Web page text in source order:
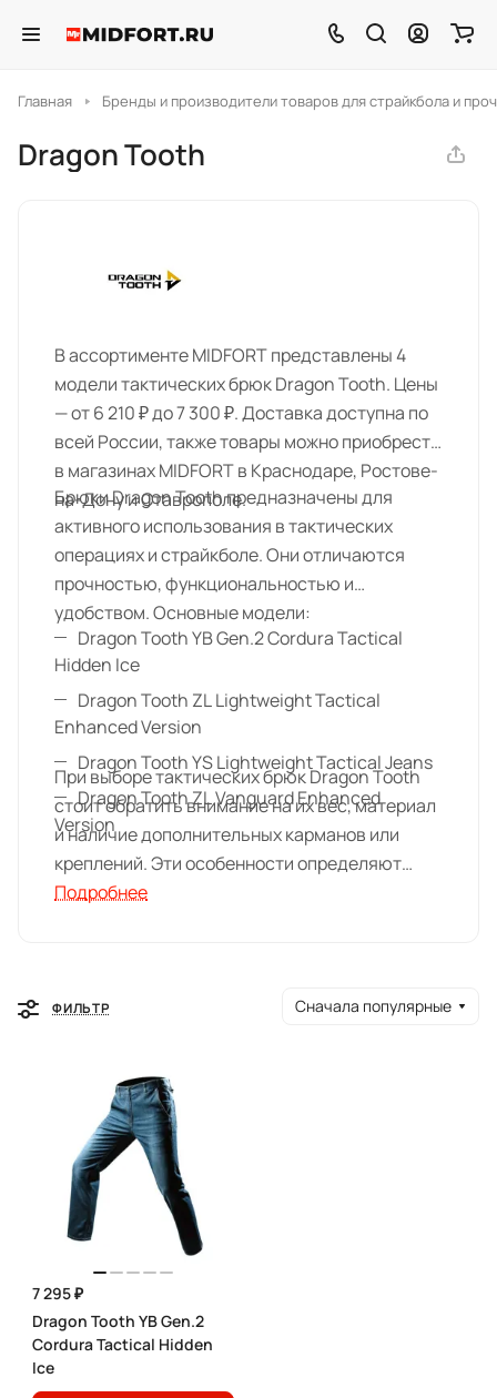
Главная Бренды и производители товаров для страйкбола и
Dragon Tooth
В ассортименте MIDFORT представлены 4
модели тактических брюк Dragon Tooth. Цены
— от 6 210 ₽ до 7 300 ₽. Доставка доступна по
всей России, также товары можно приобрести
в магазинах MIDFORT в Краснодаре, Ростове-
на-Дону и Ставрополе.
Брюки Dragon Tooth предназначены для
активного использования в тактических
операциях и страйкболе. Они отличаются
прочностью, функциональностью и
удобством. Основные модели:
Dragon Tooth YB Gen.2 Cordura Tactical
Hidden Ice
Dragon Tooth ZL Lightweight Tactical
Enhanced Version
Dragon Tooth YS Lightweight Tactical Jeans
Dragon Tooth ZL Vanguard Enhanced
Version
При выборе тактических брюк Dragon Tooth
стоит обратить внимание на их вес, материал
и наличие дополнительных карманов или
креплений. Эти особенности определяют
удобство и практичность модели в различных
Подробнее
ФИЛЬТР Сначала популярные
7 295 ₽
Dragon Tooth YB Gen.2
Cordura Tactical Hidden
Ice